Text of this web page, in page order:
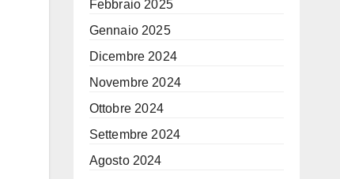
Febbraio 2025
Gennaio 2025
Dicembre 2024
Novembre 2024
Ottobre 2024
Settembre 2024
Agosto 2024